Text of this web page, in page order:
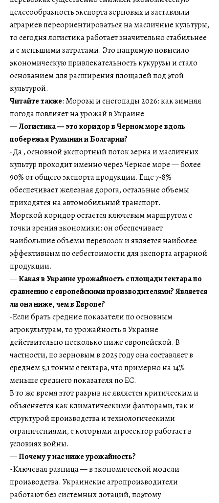
целесообразность экспорта зерновых и заставляли
аграриев переориентироваться на масличные культуры,
то сегодня логистика работает значительно стабильнее
и с меньшими затратами. Это напрямую повысило
экономическую привлекательность кукурузы и стало
основанием для расширения площадей под этой
культурой.
Читайте также: Морозы и снегопады 2026: как зимняя
погода повлияет на урожай в Украине
—Логистика — это коридор в Черном море вдоль
побережья Румынии и Болгарии?
-Да , основной экспортный поток зерна и масличных
культур проходит именно через Черное море — более
90% от общего экспорта продукции. Еще 7-8%
обеспечивает железная дорога, остальные объемы
приходятся на автомобильный транспорт.
Морской коридор остается ключевым маршрутом с
точки зрения экономики: он обеспечивает
наибольшие объемы перевозок и является наиболее
эффективным по себестоимости для экспорта аграрной
продукции.
—Какая в Украине урожайность с площади гектара по
сравнению с европейскими производителями? Является
ли она ниже, чем в Европе?
-Если брать средние показатели по основным
агрокультурам, то урожайность в Украине
действительно несколько ниже европейской. В
частности, по зерновым в 2025 году она составляет в
среднем 5,1 тонны с гектара, что примерно на 14%
меньше среднего показателя по ЕС.
В то же время этот разрыв не является критическим и
объясняется как климатическими факторами, так и
структурой производства и технологическими
ограничениями, с которыми агросектор работает в
условиях войны.
—Почему у нас ниже урожайность?
-Ключевая разница — в экономической модели
производства. Украинские агропроизводители
работают без системных дотаций, поэтому